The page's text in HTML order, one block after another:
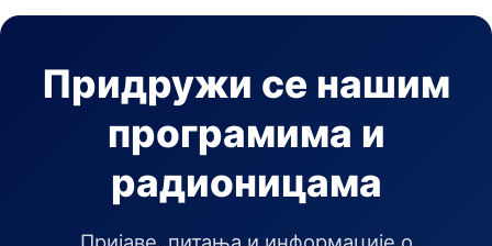
Придружи се нашим
програмима и
радионицама